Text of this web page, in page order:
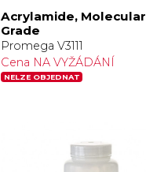
Acrylamide, Molecular
Grade
Promega V3111
Cena NA VYŽÁDÁNÍ
NELZE OBJEDNAT